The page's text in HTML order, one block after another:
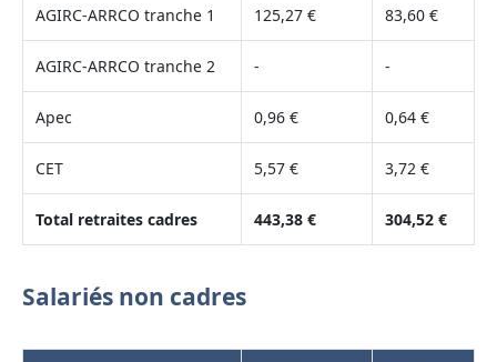
AGIRC-ARRCO tranche 1 125,27 € 83,60 €
AGIRC-ARRCO tranche 2 - -
Apec 0,96 € 0,64 €
CET 5,57 € 3,72 €
Total retraites cadres 443,38 € 304,52 €
Salariés non cadres